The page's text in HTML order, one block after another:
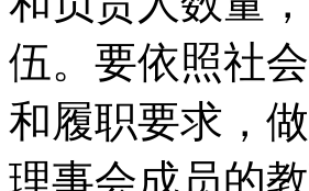
伍。要依照社
和履职要求，
理事会成员的